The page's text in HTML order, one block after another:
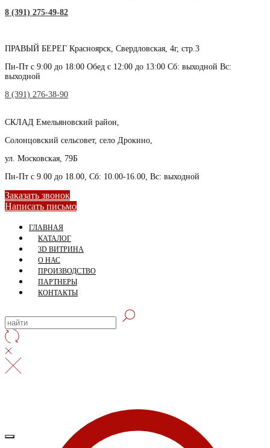
8 (391) 275-49-82
ПРАВЫЙ БЕРЕГ Красноярск, Свердловская, 4г, стр.3
Пн-Пт с 9:00 до 18:00 Обед с 12:00 до 13:00 Сб: выходной Вс:
выходной
8 (391) 276-38-90
СКЛАД Емельяновский район,
Солонцовский сельсовет, село Дрокино,
ул. Московская, 79Б
Пн-Пт с 9.00 до 18.00, Сб: 10.00-16.00, Вс: выходной
Заказать звонок
Написать письмо
ГЛАВНАЯ
КАТАЛОГ
3D ВИТРИНА
О НАС
ПРОИЗВОДСТВО
ПАРТНЕРЫ
КОНТАКТЫ